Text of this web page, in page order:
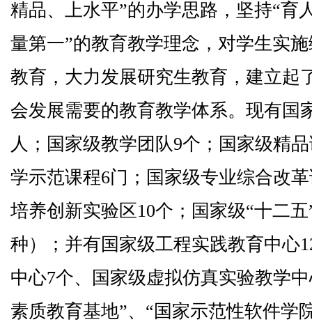
精品、上水平”的办学思路，坚持“育
量第一”的教育教学理念，对学生实
教育，大力发展研究生教育，建立起
会发展需要的教育教学体系。现有国
人；国家级教学团队9个；国家级精
学示范课程6门；国家级专业综合改
培养创新实验区10个；国家级“十二
种）；并有国家级工程实践教育中心
中心7个、国家级虚拟仿真实验教学
素质教育基地”、“国家示范性软件学